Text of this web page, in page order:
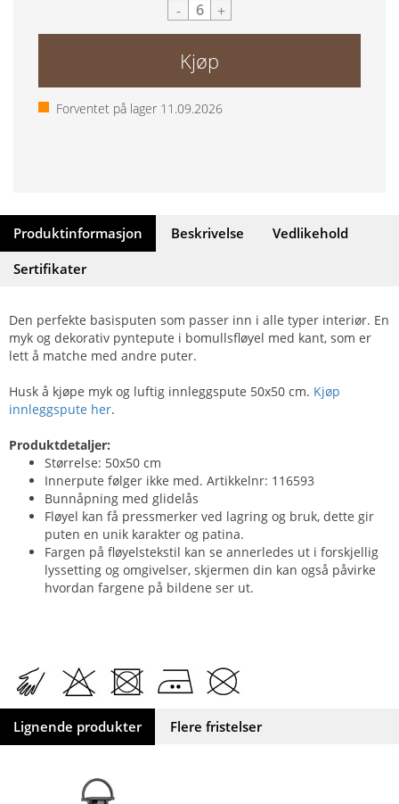
- +
Kjøp
Forventet på lager 11.09.2026
Produktinformasjon Beskrivelse
Vedlikehold
Sertifikater
Den perfekte basisputen som passer inn i alle typer interiør. En
myk og dekorativ pyntepute i bomullsfløyel med kant, som er
lett å matche med andre puter.
Husk å kjøpe myk og luftig innleggspute 50x50 cm. Kjøp
innleggspute her.
Produktdetaljer:
Størrelse: 50x50 cm
Innerpute følger ikke med. Artikkelnr: 116593
Bunnåpning med glidelås
Fløyel kan få pressmerker ved lagring og bruk, dette gir
puten en unik karakter og patina.
Fargen på fløyelstekstil kan se annerledes ut i forskjellig
lyssetting og omgivelser, skjermen din kan også påvirke
hvordan fargene på bildene ser ut.
Lignende produkter Flere fristelser